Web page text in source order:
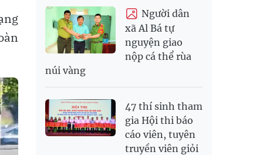
Người dân
xã Al Bá tự
nguyện giao
nộp cá thể rùa
núi vàng
47 thí sinh tham
gia Hội thi báo
cáo viên, tuyên
truyền viên giỏi